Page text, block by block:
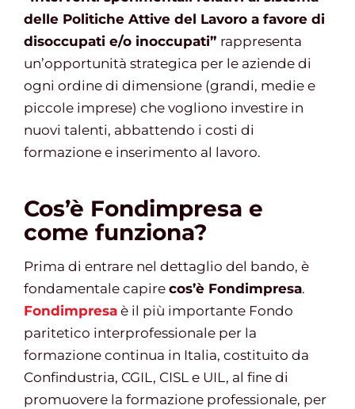
Gestione d’impresa
News
Contatti
Chi siamo
delle Politiche Attive del Lavoro a favore di
disoccupati e/o inoccupati” rappresenta
un’opportunità strategica per le aziende di
ogni ordine di dimensione (grandi, medie e
piccole imprese) che vogliono investire in
nuovi talenti, abbattendo i costi di
formazione e inserimento al lavoro.
Cos’è Fondimpresa e
come funziona?
Prima di entrare nel dettaglio del bando, è
fondamentale capire cos’è Fondimpresa.
Fondimpresa è il più importante Fondo
paritetico interprofessionale per la
formazione continua in Italia, costituito da
Confindustria, CGIL, CISL e UIL, al fine di
promuovere la formazione professionale, per